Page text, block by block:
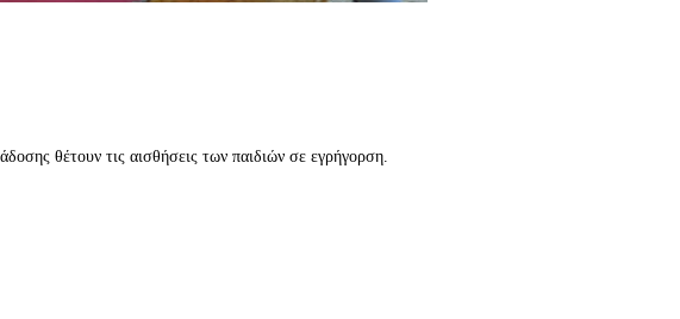
θέτουν τις αισθήσεις των παιδιών σε εγρήγορση.